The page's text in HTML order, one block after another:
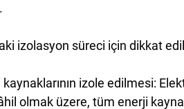
izolasyon süreci için dikkat
izole edilmesi:
olmak üzere, tüm enerji